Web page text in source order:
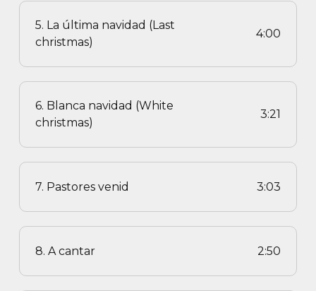
5. La última navidad (Last
christmas)
4:00
6. Blanca navidad (White
christmas)
3:21
7. Pastores venid 3:03
8. A cantar 2:50